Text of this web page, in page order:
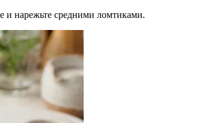
и нарежьте средними ломтиками.